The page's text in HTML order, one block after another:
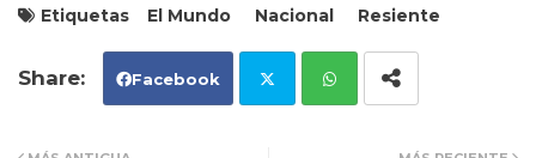
Etiquetas El Mundo Nacional Resiente
Facebook